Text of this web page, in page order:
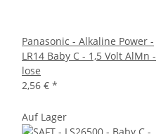
Panasonic - Alkaline Power -
LR14 Baby C - 1,5 Volt AlMn -
lose
2,56 € *
Auf Lager